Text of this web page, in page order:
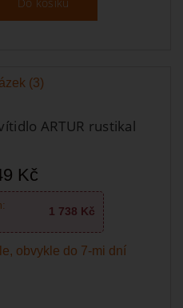
ARTUR rustikal
Kč
1 738 Kč
obvykle do 7-mi dní